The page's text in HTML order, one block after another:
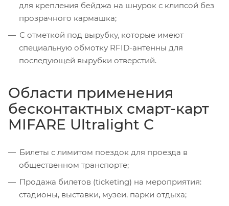
для крепления бейджа на шнурок с клипсой без
прозрачного кармашка;
С отметкой под вырубку, которые имеют
специальную обмотку RFID-антенны для
последующей вырубки отверстий.
Области применения
бесконтактных смарт-карт
MIFARE Ultralight C
Билеты с лимитом поездок для проезда в
общественном транспорте;
Продажа билетов (ticketing) на мероприятия:
стадионы, выставки, музеи, парки отдыха;